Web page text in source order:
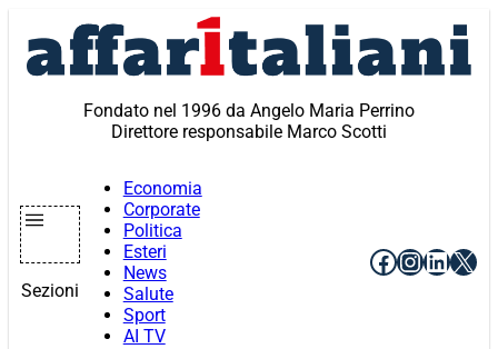
contenuto
Fondato nel 1996 da Angelo Maria Perrino
Direttore responsabile Marco Scotti
Sezioni
Economia
Corporate
Politica
Esteri
News
Salute
Sport
AI TV
Facebook
X